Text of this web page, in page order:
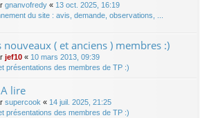
gnanvofredy « 13 oct. 2025, 16:19
du site : avis, demande, observations, ...
( et anciens ) membres :)
jef10 « 10 mars 2013, 09:39
présentations des membres de TP :)
lire
supercook « 14 juil. 2025, 21:25
présentations des membres de TP :)